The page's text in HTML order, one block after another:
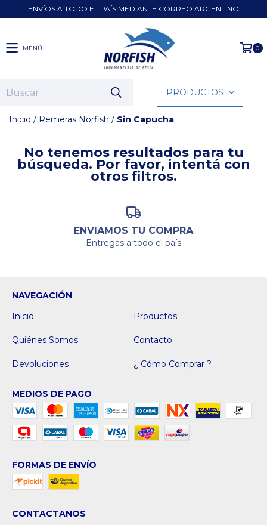
ENVÍOS A TODO EL PAÍS MEDIANTE CORREO ARGENTINO
MENÚ 0
PRODUCTOS
Inicio / Remeras Norfish / Sin Capucha
No tenemos resultados para tu
búsqueda. Por favor, intentá con
otros filtros.
ENVIAMOS TU COMPRA
Entregas a todo el país
NAVEGACIÓN
Inicio
Productos
Quiénes Somos Contacto
Devoluciones ¿ Cómo Comprar ?
MEDIOS DE PAGO
FORMAS DE ENVÍO
CONTACTANOS